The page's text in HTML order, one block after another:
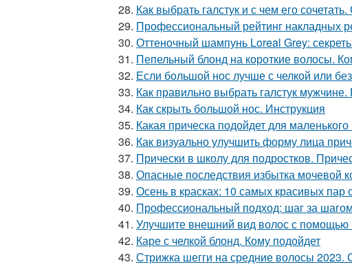
28. Как выбрать галстук и с чем его
29. Профессиональный рейтинг накладных
30. Оттеночный шампунь Loreal Grey:
31. Пепельный блонд на короткие волосы.
32. Если большой нос лучше с челкой или
33. Как правильно выбрать галстук
34. Как скрыть большой нос. Инструкция
35. Какая прическа подойдет для
36. Как визуально улучшить форму лица
37. Прически в школу для подростков.
38. Опасные последствия избытка мочевой
39. Осень в красках: 10 самых красивых пар
40. Профессиональный подход: шаг за
41. Улучшите внешний вид волос с
42. Каре с челкой блонд. Кому подойдет
43. Стрижка шегги на средние волосы 2023.